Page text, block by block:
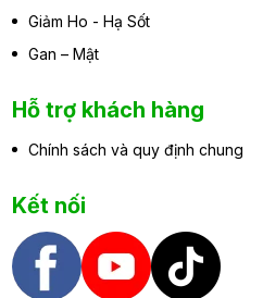
Giảm Ho - Hạ Sốt
Gan – Mật
Hỗ trợ khách hàng
Chính sách và quy định chung
Kết nối